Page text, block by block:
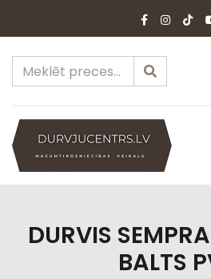
DURVIS
BALTS